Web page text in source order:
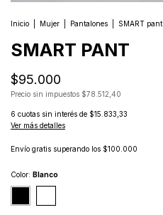
Inicio Mujer Pantalones SMART pant
SMART PANT
$95.000
Precio sin impuestos $78.512,40
6 cuotas sin interés de $15.833,33
Ver más detalles
Envío gratis superando los $100.000
Color: Blanco